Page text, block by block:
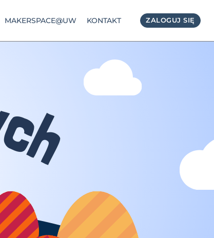
MAKERSPACE@UW KONTAKT ZALOGUJ SIĘ